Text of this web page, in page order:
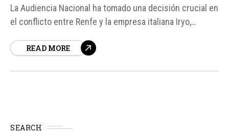
La Audiencia Nacional ha tomado una decisión crucial en
el conflicto entre Renfe y la empresa italiana Iryo,
esta última pueda realizar labores de mantenimiento
READ MORE
SEARCH